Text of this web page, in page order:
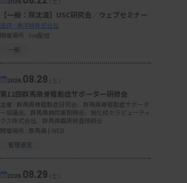
【一般：尿沈渣】USC研究会／ウェブセミナー
提供 : 東洋紡株式会社
開催場所 : live配信
一般
2026. 08.29 （土）
第12回群馬県骨粗鬆症サポーター研修会
主催 : 群馬県骨粗鬆症研究会、群馬県骨粗鬆症サポータ
ー協議会、群馬県病院薬剤師会、旭化成セラピューティ
クス株式会社、群馬県臨床検査技師会
開催場所 : 群馬県 | WEB
管理運営
2026. 08.29 （土）